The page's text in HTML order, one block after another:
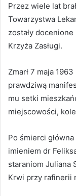
Przez wiele lat
Towarzystwa
zostały
Krzyża Zasługi.
Zmarł 7 maja
prawdziwą
mu setki
miejscowości,
Po śmierci
imieniem dr
staraniom Juliana
Krwi przy rafinerii